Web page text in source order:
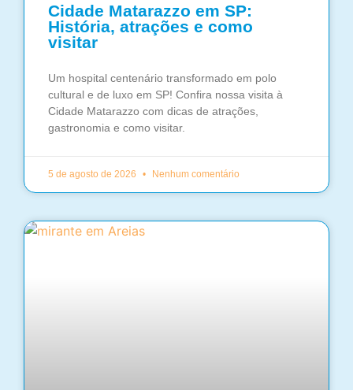
Cidade Matarazzo em SP:
História, atrações e como
visitar
Um hospital centenário transformado em polo
cultural e de luxo em SP! Confira nossa visita à
Cidade Matarazzo com dicas de atrações,
gastronomia e como visitar.
5 de agosto de 2026 Nenhum comentário